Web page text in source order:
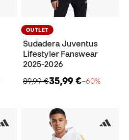
OUTLET
Sudadera Juventus
Lifestyler Fanswear
2025-2026
89,99 €35,99 €−60%